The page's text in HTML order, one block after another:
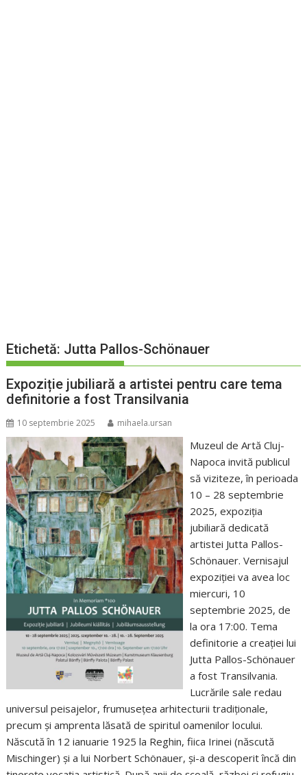
Etichetă: Jutta Pallos-Schönauer
Expoziție jubiliară a artistei pentru care tema
definitorie a fost Transilvania
10 septembrie 2025 mihaela.ursan
Muzeul de Artă Cluj-
Napoca invită publicul
să viziteze, în perioada
10 – 28 septembrie
2025, expoziția
jubiliară dedicată
artistei Jutta Pallos-
Schönauer. Vernisajul
expoziției va avea loc
miercuri, 10
septembrie 2025, de
la ora 17:00. Tema
definitorie a creației lui
Jutta Pallos-Schönauer
a fost Transilvania.
Lucrările sale redau
universul peisajelor, frumusețea arhitecturii tradiționale,
precum și amprenta lăsată de spiritul oamenilor locului.
Născută în 12 ianuarie 1925 la Reghin, fiica Irinei (născută
Mischinger) și a lui Norbert Schönauer, și-a descoperit încă din